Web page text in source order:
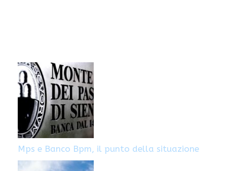
Mps e Banco Bpm, il punto della situazione